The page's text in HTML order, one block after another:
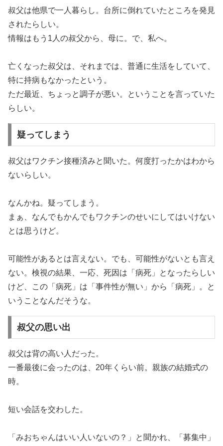
叔父は他県で一人暮らし。台所に倒れていたところを発見
されたらしい。
情報はもう1人の叔父から、母に。で、私へ。
亡くなった叔父は、それまでは、普通に生活をしていて、
特に持病もなかったという。
ただ最近、ちょっと調子が悪い。ということを言っていた
らしい。
疑ってしまう
叔父はワクチン接種済みと聞いた。何度打ったかはわから
ないらしい。
なんかね。疑ってしまう。
まぁ、なんでもかんでもワクチンのせいにしてはいけない
とは思うけど。
可能性があるとは言えない。でも、可能性がないとも言え
ない。検視の結果、一応、死因は「病死」となったらしい
けど、この「病死」は「事件性が無い」から「病死」。と
いうことなんだそうな。
叔父の思い出
叔父は背の高い人だった。
一番最後に会ったのは、20年くらい前。親族の結婚式の
時。
短い会話を交わした。
「みおちゃんはいい人いないの？」と聞かれ、「募集中」